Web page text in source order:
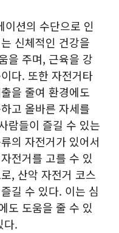
션의 수단으로 인
신체적인 건강을
을 주며, 근육을 강
다. 또한 자전거타
을 줄여 환경에도
고 올바른 자세를
람들이 즐길 수 있는
의 자전거가 있어서
전거를 고를 수 있
, 산악 자전거 코스
길 수 있다. 이는 심
도 도움을 줄 수 있
다.